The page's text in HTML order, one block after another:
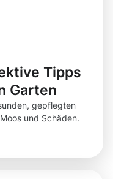
Tipps
Garten
gepflegten
und Schäden.